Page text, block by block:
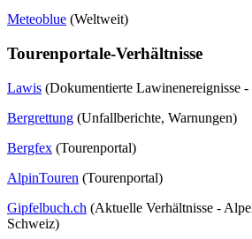
Meteoblue (Weltweit)
Tourenportale-Verhältnisse
Lawis (Dokumentierte Lawinenereignisse
Bergrettung (Unfallberichte, Warnungen)
Bergfex (Tourenportal)
AlpinTouren (Tourenportal)
Gipfelbuch.ch (Aktuelle Verhältnisse -
Schweiz)